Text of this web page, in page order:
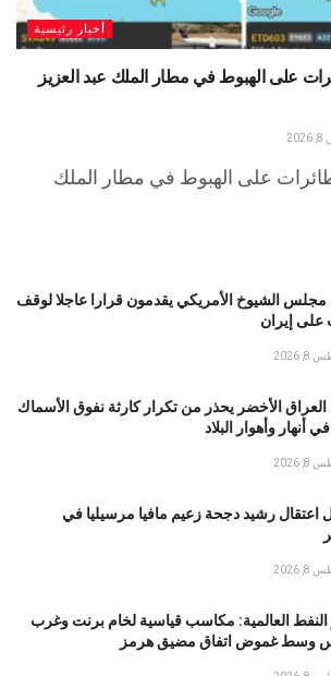
أخبار رئيسية
على الهبوط في مطار الملك عبد العزيز
على الهبوط في مطار الملك
مجلس الشيوخ الأمريكي يقدمون قرارا عاجلا لوقف
على إيران
2026
الأخضر يحذر من تكرار كارثة نفوق الأسماك
2026
اعتقال رشيد دجحة زعيم مافيا مرسيليا في
2026
النفط العالمية: مكاسب قياسية لخام برنت وغرب
وسط غموض اتفاق مضيق هرمز